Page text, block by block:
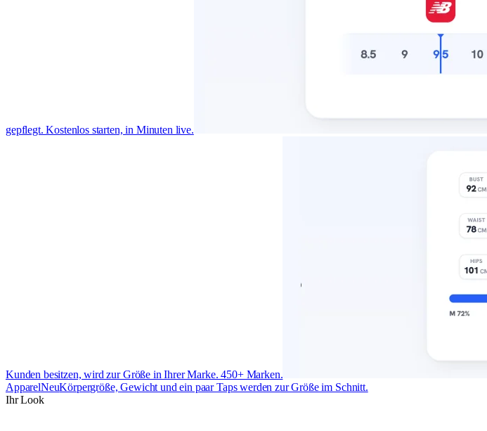
gepflegt. Kostenlos starten, in Minuten live.
Kunden besitzen, wird zur Größe in Ihrer Marke. 450+ Marken.
ApparelNeuKörpergröße, Gewicht und ein paar Taps werden zur Größe im Schnitt.
Ihr Look